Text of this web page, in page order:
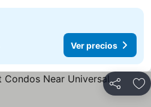
Ver precios
Compartir